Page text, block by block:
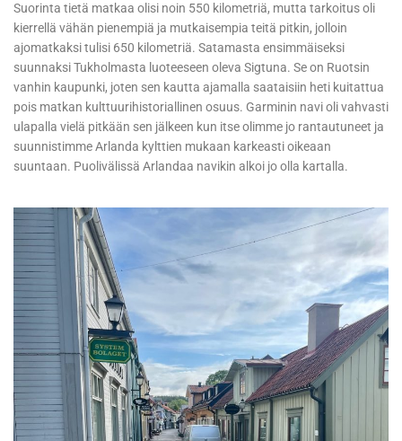
Suorinta tietä matkaa olisi noin 550 kilometriä, mutta tarkoitus oli
kierrellä vähän pienempiä ja mutkaisempia teitä pitkin, jolloin
ajomatkaksi tulisi 650 kilometriä. Satamasta ensimmäiseksi
suunnaksi Tukholmasta luoteeseen oleva Sigtuna. Se on Ruotsin
vanhin kaupunki, joten sen kautta ajamalla saataisiin heti kuitattua
pois matkan kulttuurihistoriallinen osuus. Garminin navi oli vahvasti
ulapalla vielä pitkään sen jälkeen kun itse olimme jo rantautuneet ja
suunnistimme Arlanda kylttien mukaan karkeasti oikeaan
suuntaan. Puolivälissä Arlandaa navikin alkoi jo olla kartalla.